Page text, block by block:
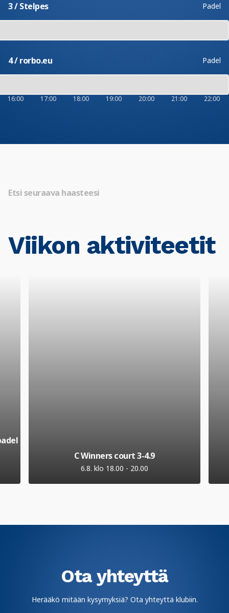
3 / Stelpes Padel
4 / rorbo.eu Padel
16:00 17:00 18:00 19:00 20:00 21:00 22:00
Etsi seuraava haasteesi
Viikon aktiviteetit
C Winners court 3-4.9
6.8. klo 18.00 - 20.00
Ota yhteyttä
Herääkö mitään kysymyksiä? Ota yhteyttä klubiin.